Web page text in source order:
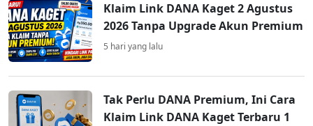
Klaim Link DANA Kaget 2 Agustus
2026 Tanpa Upgrade Akun Premium
5 hari yang lalu
Tak Perlu DANA Premium, Ini Cara
Klaim Link DANA Kaget Terbaru 1